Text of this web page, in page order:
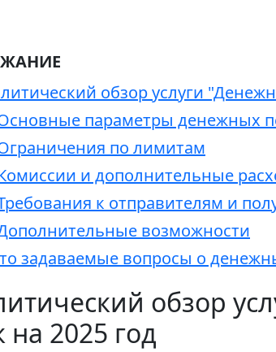
обзор услуги
параметры денежных
по лимитам
и дополнительные
к отправителям и
возможности
задаваемые вопросы о
обзор
на 2025 год